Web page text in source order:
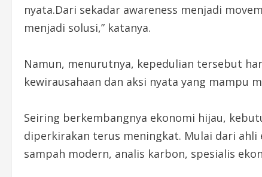
nyata.Dari sekadar awareness menjadi
menjadi solusi,” katanya.
Namun, menurutnya, kepedulian tersebut
kewirausahaan dan aksi nyata yang mampu
Seiring berkembangnya ekonomi hijau,
diperkirakan terus meningkat. Mulai dari
sampah modern, analis karbon, spesialis